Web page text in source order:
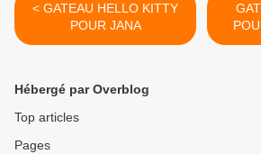
< GATEAU HELLO KITTY
POUR JANA
Hébergé par Overblog
Top articles
Pages